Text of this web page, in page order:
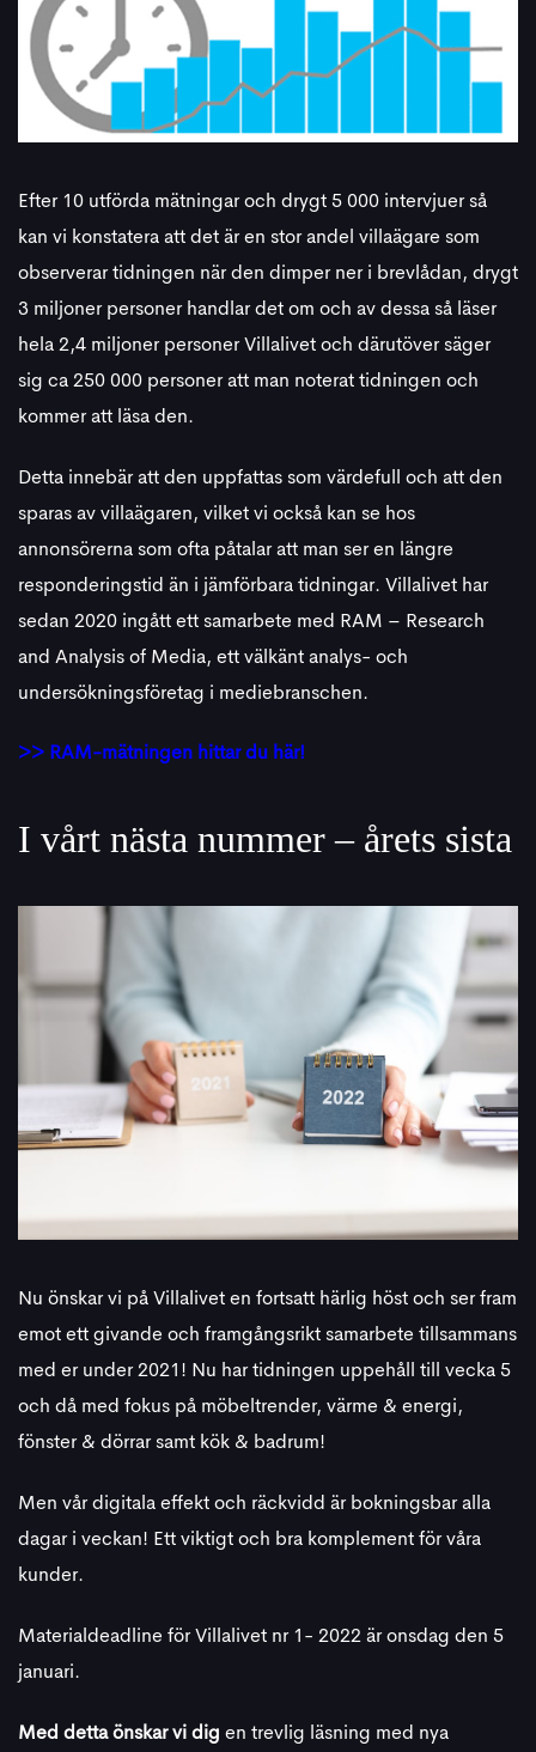
Efter 10 utförda mätningar och drygt 5 000 intervjuer så
kan vi konstatera att det är en stor andel villaägare som
observerar tidningen när den dimper ner i brevlådan, drygt
3 miljoner personer handlar det om och av dessa så läser
hela 2,4 miljoner personer Villalivet och därutöver säger
sig ca 250 000 personer att man noterat tidningen och
kommer att läsa den.
Detta innebär att den uppfattas som värdefull och att den
sparas av villaägaren, vilket vi också kan se hos
annonsörerna som ofta påtalar att man ser en längre
responderingstid än i jämförbara tidningar. Villalivet har
sedan 2020 ingått ett samarbete med RAM – Research
and Analysis of Media, ett välkänt analys- och
undersökningsföretag i mediebranschen.
>> RAM-mätningen hittar du här!
I vårt nästa nummer – årets sista
Nu önskar vi på Villalivet en fortsatt härlig höst och ser fram
emot ett givande och framgångsrikt samarbete tillsammans
med er under 2021! Nu har tidningen uppehåll till vecka 5
och då med fokus på möbeltrender, värme & energi,
fönster & dörrar samt kök & badrum!
Men vår digitala effekt och räckvidd är bokningsbar alla
dagar i veckan! Ett viktigt och bra komplement för våra
kunder.
Materialdeadline för Villalivet nr 1- 2022 är onsdag den 5
januari.
Med detta önskar vi dig en trevlig läsning med nya